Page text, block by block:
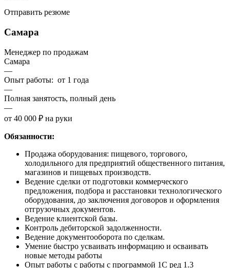
Отправить резюме
Самара
Менеджер по продажам
Самара
—
Опыт работы: от 1 года
—
Полная занятость, полный день
—
от 40 000 ₽ на руки
Обязанности:
Продажа оборудования: пищевого, торгового,
холодильного для предприятий общественного питания,
магазинов и пищевых производств.
Ведение сделки от подготовки коммерческого
предложения, подбора и расстановки технологического
оборудования, до заключения договоров и оформления
отгрузочных документов.
Ведение клиентской базы.
Контроль дебиторской задолженности.
Ведение документооборота по сделкам.
Умение быстро усваивать информацию и осваивать
новые методы работы
Опыт работы с работы с программой 1С ред 1.3